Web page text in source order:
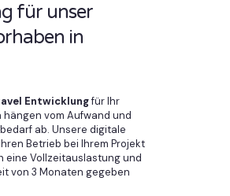
für unser
in
Entwicklungfür Ihr
vom Aufwand und
ab. Unsere digitale
Betrieb bei Ihrem Projekt
eine Vollzeitauslastung und
von 3 Monaten gegeben